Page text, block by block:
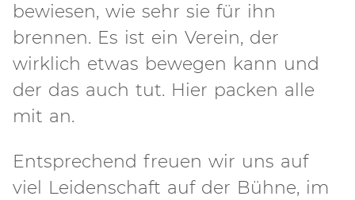
bewiesen, wie sehr sie für ihn
brennen. Es ist ein Verein, der
wirklich etwas bewegen kann und
der das auch tut. Hier packen alle
mit an.
Entsprechend freuen wir uns auf
viel Leidenschaft auf der Bühne, im